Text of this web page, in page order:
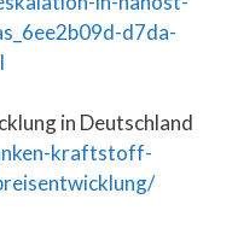
d7da-
in Deutschland
kraftstoff-